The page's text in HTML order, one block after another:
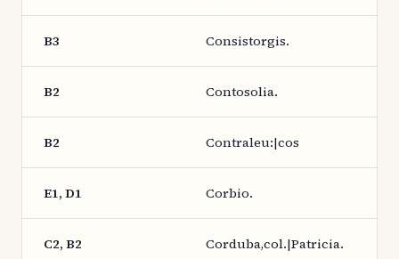
B3 Consistorgis.
B2 Contosolia.
B2 Contraleu:|cos
E1, D1 Corbio.
C2, B2 Corduba,col.|Patricia.